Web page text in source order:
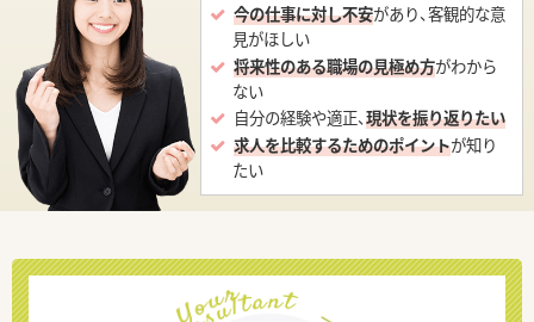
今の仕事に対し不安があり、客観的な意
見がほしい
将来性のある職場の見極め方がわから
ない
自分の経験や適正、現状を振り返りたい
求人を比較するためのポイントが知り
たい